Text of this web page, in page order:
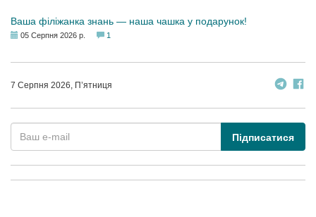
Ваша філіжанка знань — наша чашка у подарунок!
05 Серпня 2026 р. 1
7 Серпня 2026, П’ятниця
Підписатися